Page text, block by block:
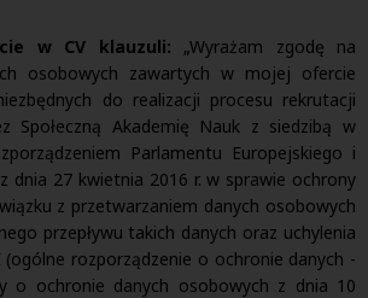
w CV klauzuli: „Wyrażam zgodę na
osobowych zawartych w mojej ofercie
do realizacji procesu rekrutacji
Społeczną Akademię Nauk z siedzibą w
Parlamentu Europejskiego i
dnia 27 kwietnia 2016 r. w sprawie ochrony
z przetwarzaniem danych osobowych
przepływu takich danych oraz uchylenia
(ogólne rozporządzenie o ochronie danych -
o ochronie danych osobowych z dnia 10